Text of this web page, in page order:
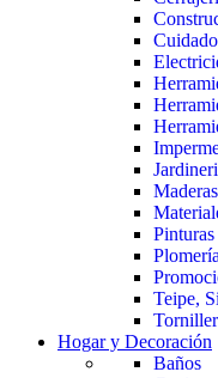
Pinturas
Plomería
Teipe,
Hogar y Decoración
Baños